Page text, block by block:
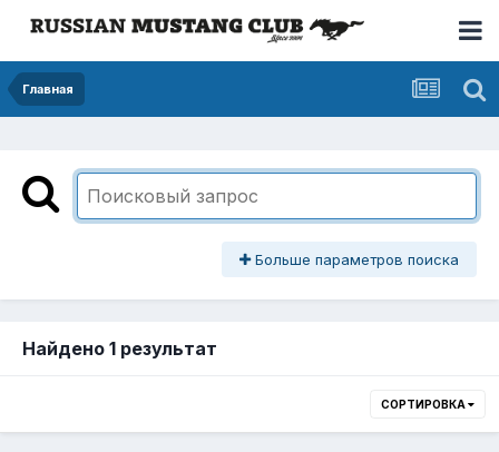
Главная
Больше параметров поиска
Найдено 1 результат
СОРТИРОВКА